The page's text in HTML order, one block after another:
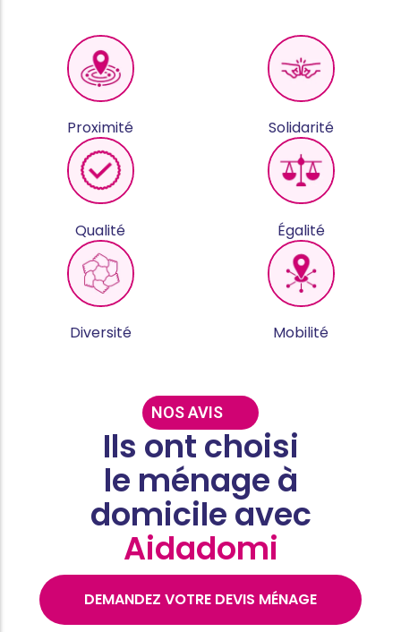
Proximité Solidarité
Qualité Égalité
Diversité Mobilité
NOS AVIS
Ils ont choisi
le ménage à
domicile avec
Aidadomi
DEMANDEZ VOTRE DEVIS MÉNAGE